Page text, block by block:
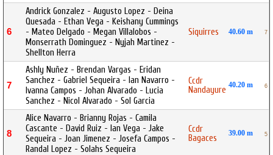
6
Andrick Gonzalez - Augusto Lopez - Deina
Quesada - Ethan Vega - Keishany Cummings
- Mateo Delgado - Megan Villalobos -
Monserrath Dominguez - Nyjah Martinez -
Shellton Herra
Siquirres 40.60 m 7
7
Ashly Nuñez - Brendan Vargas - Eridan
Sanchez - Gabriel Sequeira - Ian Navarro -
Ivanna Campos - Johan Alvarado - Lucia
Sanchez - Nicol Alvarado - Sol Garcia
Ccdr
Nandayure 40.20 m 6
8
Alice Navarro - Brianny Rojas - Camila
Cascante - David Ruiz - Ian Vega - Jake
Sequeira - Joan Jimenez - Josefa Campos -
Randal Lopez - Solahs Sequeira
Ccdr
Bagaces
39.00 m 5